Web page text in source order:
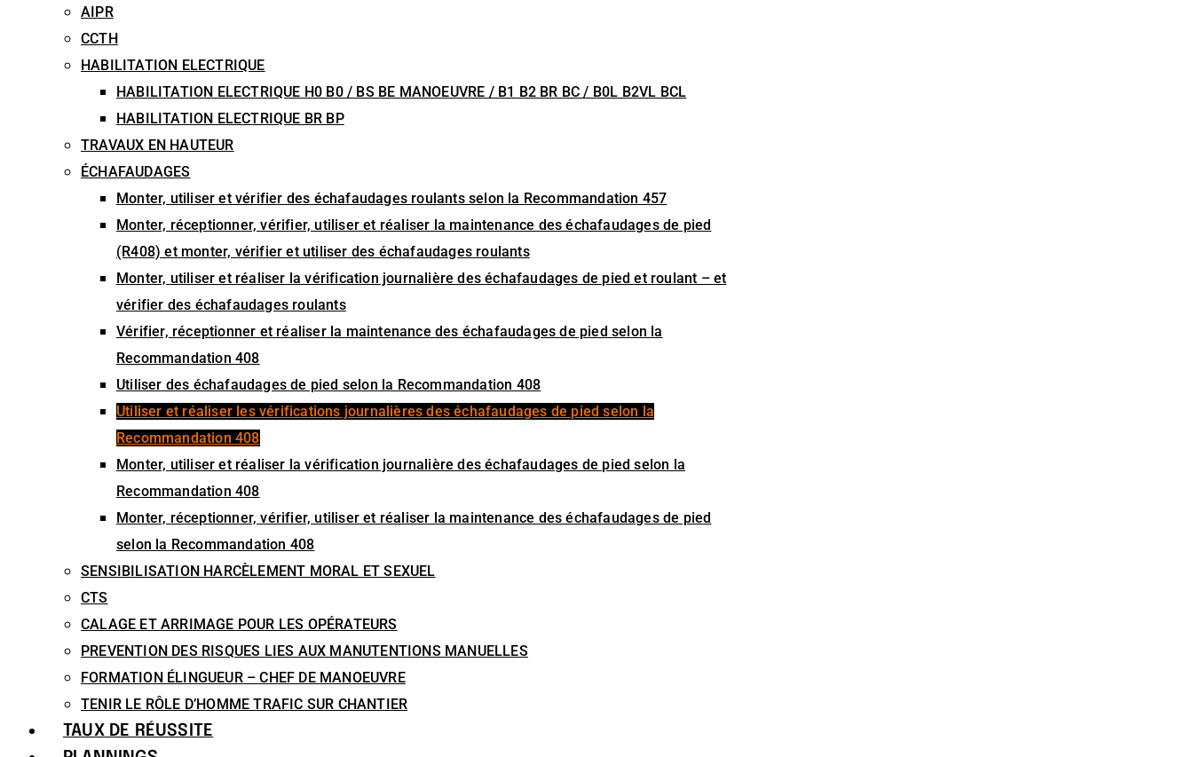
AIPR
CCTH
HABILITATION ELECTRIQUE
HABILITATION ELECTRIQUE H0 B0 / BS BE MANOEUVRE / B1 B2 BR BC / B0L B2VL BCL
HABILITATION ELECTRIQUE BR BP
TRAVAUX EN HAUTEUR
ÉCHAFAUDAGES
Monter, utiliser et vérifier des échafaudages roulants selon la Recommandation 457
Monter, réceptionner, vérifier, utiliser et réaliser la maintenance des échafaudages de pied
(R408) et monter, vérifier et utiliser des échafaudages roulants
Monter, utiliser et réaliser la vérification journalière des échafaudages de pied et roulant – et
vérifier des échafaudages roulants
Vérifier, réceptionner et réaliser la maintenance des échafaudages de pied selon la
Recommandation 408
Utiliser des échafaudages de pied selon la Recommandation 408
Utiliser et réaliser les vérifications journalières des échafaudages de pied selon la
Recommandation 408
Monter, utiliser et réaliser la vérification journalière des échafaudages de pied selon la
Recommandation 408
Monter, réceptionner, vérifier, utiliser et réaliser la maintenance des échafaudages de pied
selon la Recommandation 408
SENSIBILISATION HARCÈLEMENT MORAL ET SEXUEL
CTS
CALAGE ET ARRIMAGE POUR LES OPÉRATEURS
PREVENTION DES RISQUES LIES AUX MANUTENTIONS MANUELLES
FORMATION ÉLINGUEUR – CHEF DE MANOEUVRE
TENIR LE RÔLE D’HOMME TRAFIC SUR CHANTIER
TAUX DE RÉUSSITE